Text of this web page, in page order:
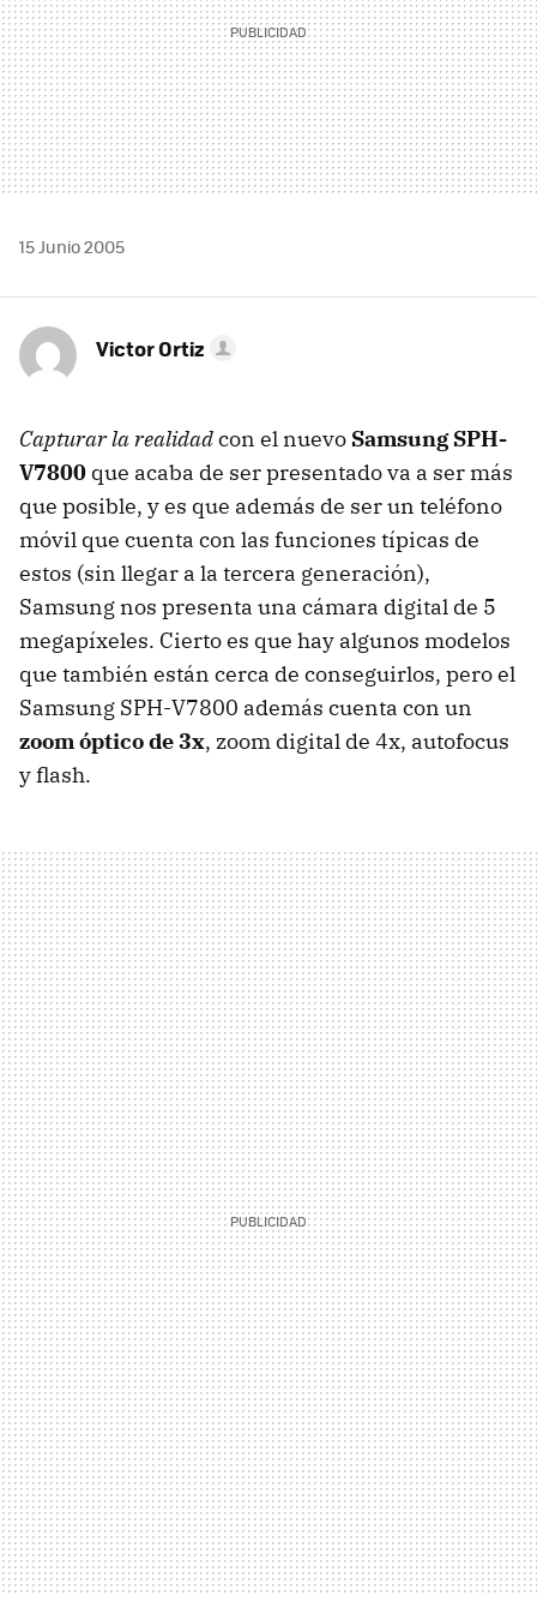
15 Junio 2005
Victor Ortiz
Capturar la realidadcon el nuevo Samsung SPH-
V7800 que acaba de ser presentado va a ser más
que posible, y es que además de ser un teléfono
móvil que cuenta con las funciones típicas de
estos (sin llegar a la tercera generación),
Samsung nos presenta una cámara digital de 5
megapíxeles. Cierto es que hay algunos modelos
que también están cerca de conseguirlos, pero el
Samsung SPH-V7800 además cuenta con un
zoom óptico de 3x, zoom digital de 4x, autofocus
y flash.